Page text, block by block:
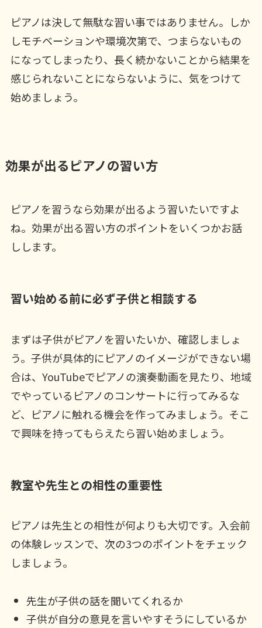
ピアノは決して無駄な習い事ではありません。しか
しモチベーションや環境次第で、つまらないもの
になってしまったり、長く続かないことから結果を
感じられないことにならないように、気をつけて
始めましょう。
効果が出るピアノの習い方
ピアノを習うなら効果が出るよう習いたいですよ
ね。効果が出る習い方のポイントをいくつかお話
しします。
習い始める前に必ず子供と相談する
まずは子供がピアノを習いたいか、確認しましょ
う。子供が具体的にピアノのイメージができない場
合は、YouTubeでピアノの演奏動画を見たり、地域
でやっているピアノのコンサートに行ってみるな
ど、ピアノに触れる機会を作ってみましょう。そこ
で興味を持ってもらえたら習い始めましょう。
教室や先生との相性の重要性
ピアノは先生との相性が何よりも大切です。入会前
の体験レッスンで、次の3つのポイントをチェック
しましょう。
先生が子供の話を聞いてくれるか
子供が自分の意見を言いやすそうにしているか